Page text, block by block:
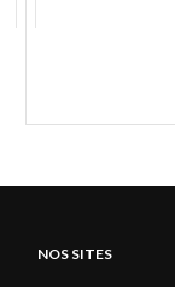
NOS SITES